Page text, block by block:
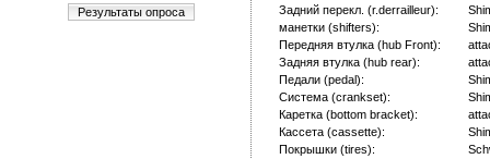
Результаты опроса
Задний перекл. (r.derrailleur):
манетки (shifters):
Передняя втулка (hub Front):
Задняя втулка (hub rear):
Педали (pedal):
Система (crankset):
Каретка (bottom bracket):
Кассета (cassette):
Покрышки (tires):